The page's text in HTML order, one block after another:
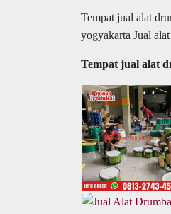
Tempat jual alat
yogyakarta Jual
Tempat jual alat